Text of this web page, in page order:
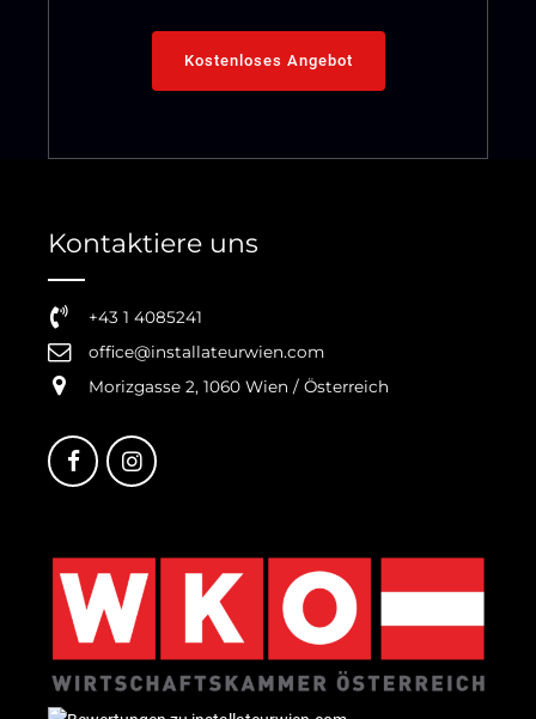
Kostenloses Angebot
Kontaktiere uns
+43 1 4085241
office@installateurwien.com
Morizgasse 2, 1060 Wien / Österreich